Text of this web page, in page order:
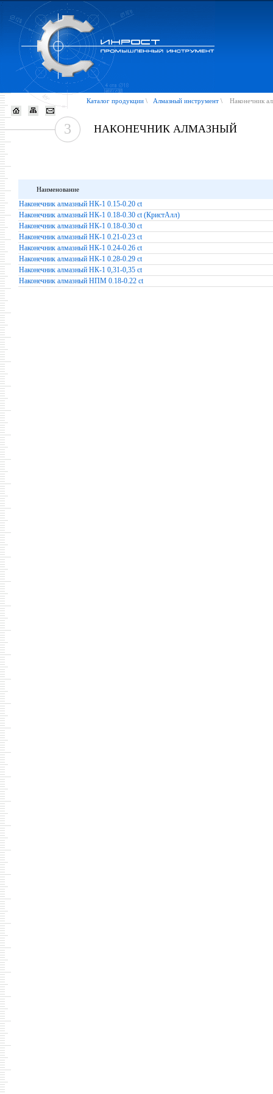
Каталог продукции \ Алмазный инструмент \ Наконечник
3 НАКОНЕЧНИК АЛМАЗНЫЙ
Наименование
Наконечник алмазный НК-1 0.15-0.20 ct
Наконечник алмазный НК-1 0.18-0.30 ct (КристАлл)
Наконечник алмазный НК-1 0.18-0.30 ct
Наконечник алмазный НК-1 0.21-0.23 ct
Наконечник алмазный НК-1 0.24-0.26 ct
Наконечник алмазный НК-1 0.28-0.29 ct
Наконечник алмазный НК-1 0,31-0,35 ct
Наконечник алмазный НПМ 0.18-0.22 ct